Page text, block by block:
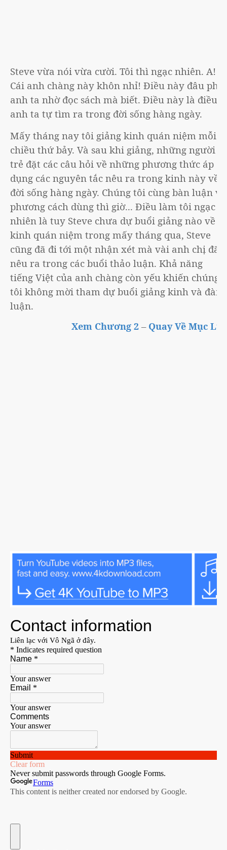
Steve vừa nói vừa cười. Tôi thì ngạc nhiên. A!
Cái anh chàng này khôn nhỉ! Điều này đâu phải
anh ta nhờ đọc sách mà biết. Điều này là điều
anh ta tự tìm ra trong đời sống hàng ngày.
Mấy tháng nay tôi giảng kinh quán niệm mỗi
chiều thứ bảy. Và sau khi giảng, những người
trẻ đặt các câu hỏi về những phương thức áp
dụng các nguyên tắc nêu ra trong kinh này về
đời sống hàng ngày. Chúng tôi cùng bàn luận về
phương cách dùng thì giờ... Điều làm tôi ngạc
nhiên là tuy Steve chưa dự buổi giảng nào về
kinh quán niệm trong mấy tháng qua, Steve
cũng đã đi tới một nhận xét mà vài anh chị đã
nêu ra trong các buổi thảo luận. Khả năng
tiếng Việt của anh chàng còn yếu khiến chúng
tôi không mời tham dự buổi giảng kinh và đàm
luận.
Xem Chương 2 – Quay Về Mục Lục